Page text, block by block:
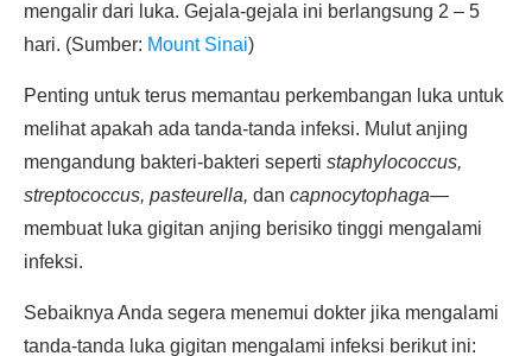
mengalir dari luka. Gejala-gejala ini berlangsung 2 – 5
hari. (Sumber: Mount Sinai)
Penting untuk terus memantau perkembangan luka untuk
melihat apakah ada tanda-tanda infeksi. Mulut anjing
mengandung bakteri-bakteri seperti staphylococcus,
streptococcus, pasteurella, dan capnocytophaga—
membuat luka gigitan anjing berisiko tinggi mengalami
infeksi.
Sebaiknya Anda segera menemui dokter jika mengalami
tanda-tanda luka gigitan mengalami infeksi berikut ini: